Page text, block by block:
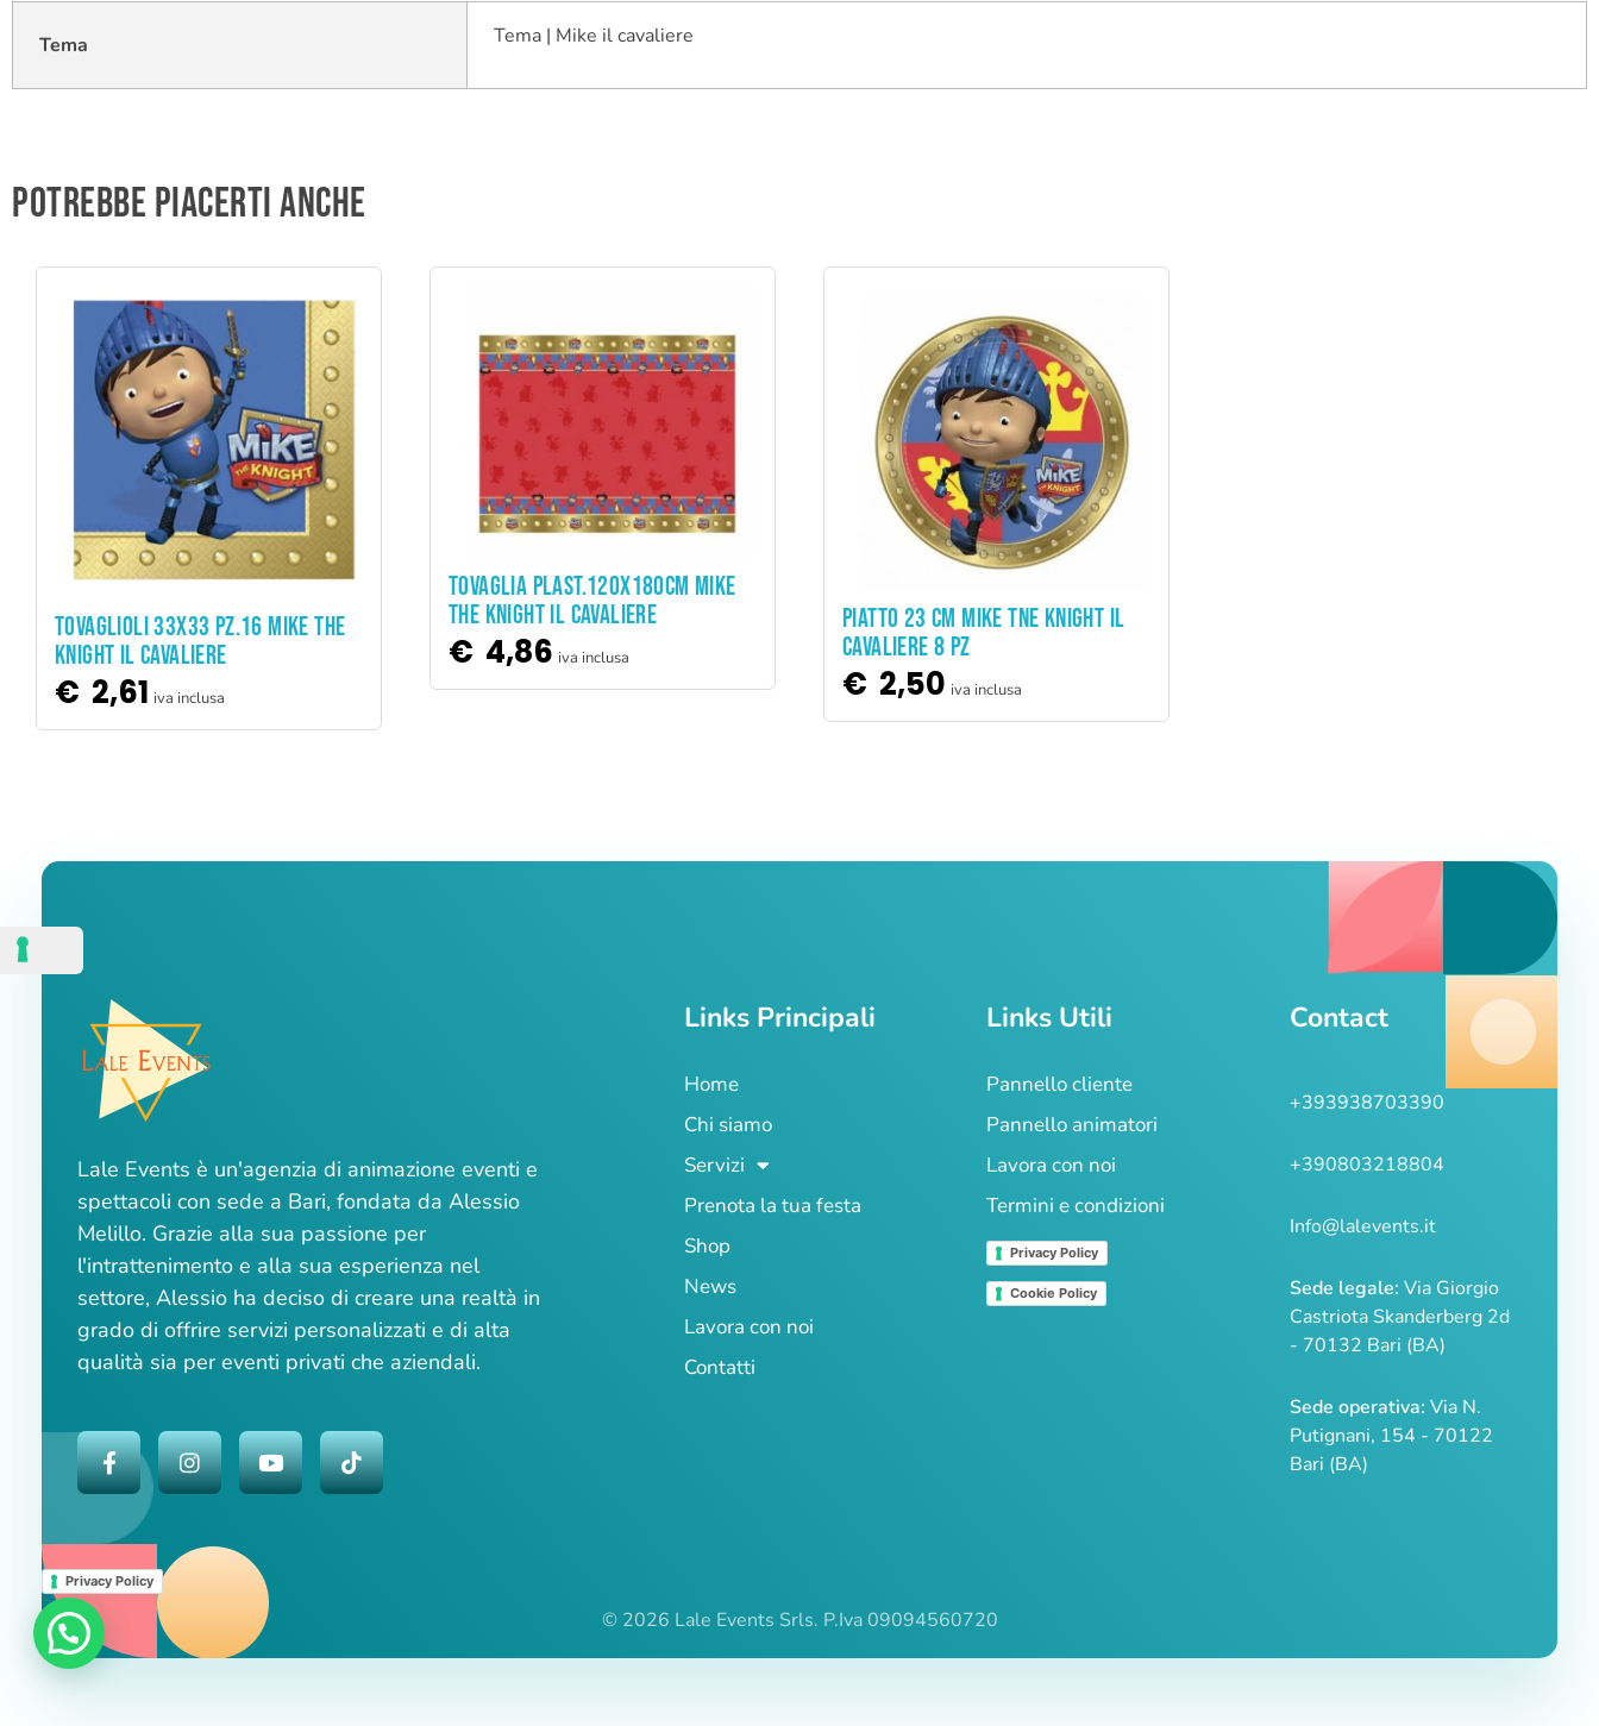
Tema Tema | Mike il cavaliere
Potrebbe piacerti anche
ADD TO CART
TOVAGLIOLI 33X33 PZ.16 MIKE THE
KNIGHT IL CAVALIERE
€ 2,61 iva inclusa
ADD TO CART
TOVAGLIA PLAST.120X180CM MIKE
THE KNIGHT IL CAVALIERE
€ 4,86 iva inclusa
ADD TO CART
PIATTO 23 CM MIKE TNE KNIGHT IL
CAVALIERE 8 PZ
€ 2,50 iva inclusa
Lale Events è un'agenzia di animazione eventi e
spettacoli con sede a Bari, fondata da Alessio
Melillo. Grazie alla sua passione per
l'intrattenimento e alla sua esperienza nel
settore, Alessio ha deciso di creare una realtà in
grado di offrire servizi personalizzati e di alta
qualità sia per eventi privati che aziendali.
Links Principali
Home
Chi siamo
Servizi
Prenota la tua festa
Shop
News
Lavora con noi
Contatti
Links Utili
Pannello cliente
Pannello animatori
Lavora con noi
Termini e condizioni
Privacy Policy
Cookie Policy
Contact
+393938703390
+390803218804
Info@lalevents.it
Sede legale: Via Giorgio
Castriota Skanderberg 2d
- 70132 Bari (BA)
Sede operativa: Via N.
Putignani, 154 - 70122
Bari (BA)
Privacy Policy
© 2026 Lale Events Srls. P.Iva 09094560720